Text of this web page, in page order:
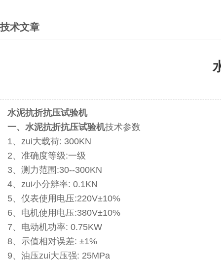
技术文章
水泥抗折抗压试验机
一、水泥抗折抗压试验机技术参数
1、zui大载荷: 300KN
2、准确度等级:一级
3、测力范围:30--300KN
4、zui小分辨率: 0.1KN
5、仪表使用电压:220V±10%
6、电机使用电压:380V±10%
7、电动机功率: 0.75KW
8、示值相对误差: ±1%
9、油压zui大压强: 25MPa